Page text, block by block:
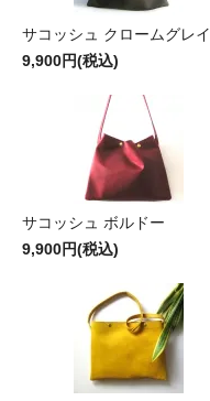
サコッシュ クロームグレイ
9,900円(税込)
サコッシュ ボルドー
9,900円(税込)